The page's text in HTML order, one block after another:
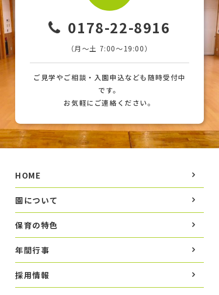
0178-22-8916
（月〜土 7:00〜19:00）
ご見学やご相談・入園申込なども随時受付中
です。
お気軽にご連絡ください。
HOME
園について
保育の特色
年間行事
採用情報